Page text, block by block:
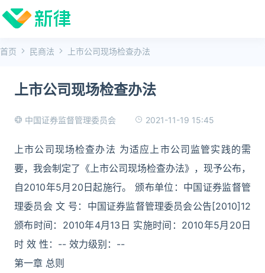
首页 民商法 上市公司现场检查办法
上市公司现场检查办法
中国证券监督管理委员会 2021-11-19 15:45
上市公司现场检查办法 为适应上市公司监管实践的需
要，我会制定了《上市公司现场检查办法》，现予公布，
自2010年5月20日起施行。 颁布单位：中国证券监督管
理委员会 文 号：中国证券监督管理委员会公告[2010]12
颁布时间：2010年4月13日 实施时间：2010年5月20日
时 效 性：-- 效力级别：--
第一章 总则